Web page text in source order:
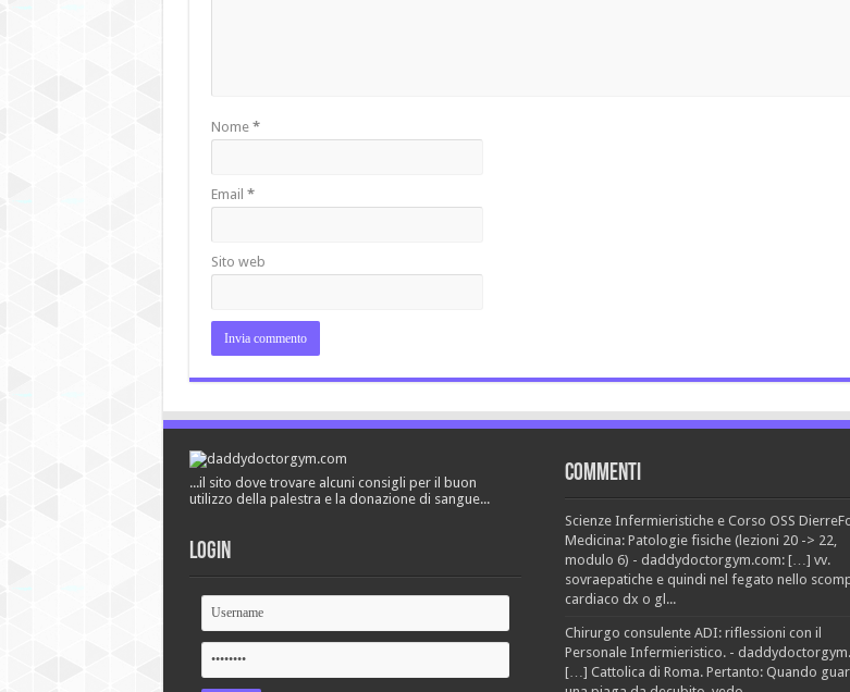
Nome *
Email *
Sito web
...il sito dove trovare alcuni consigli per il buon
utilizzo della palestra e la donazione di sangue...
Login
Commenti
Scienze Infermieristiche e Corso OSS
Medicina: Patologie fisiche (lezioni 20 -> 22,
modulo 6) - daddydoctorgym.com: […] vv.
sovraepatiche e quindi nel fegato nello
cardiaco dx o gl...
Chirurgo consulente ADI: riflessioni con il
Personale Infermieristico. -
[…] Cattolica di Roma. Pertanto: Quando